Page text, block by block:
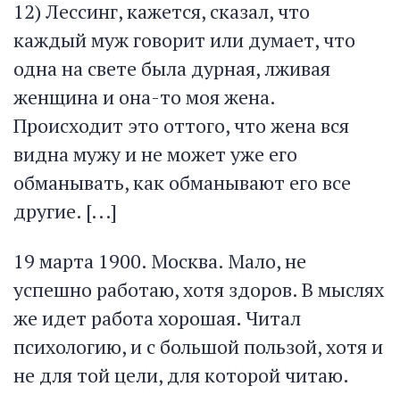
12) Лессинг, кажется, сказал, что
каждый муж говорит или думает, что
одна на свете была дурная, лживая
женщина и она-то моя жена.
Происходит это оттого, что жена вся
видна мужу и не может уже его
обманывать, как обманывают его все
другие. [...]
19 марта 1900. Москва. Мало, не
успешно работаю, хотя здоров. В мыслях
же идет работа хорошая. Читал
психологию, и с большой пользой, хотя и
не для той цели, для которой читаю.